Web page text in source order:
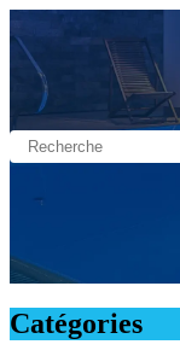
Catégories